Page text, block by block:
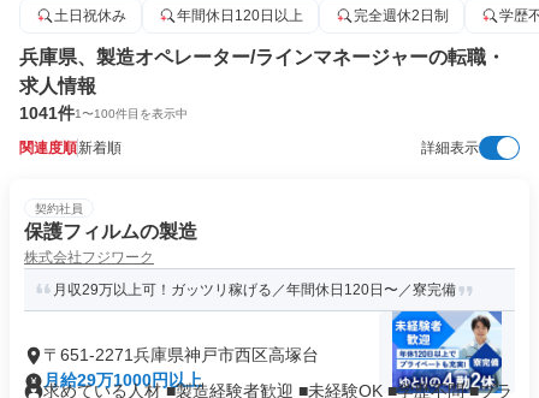
土日祝休み
年間休日120日以上 完全週休2日制 学歴
兵庫県、製造オペレーター/ラインマネージャーの転職・
求人情報
1041件1〜100件目を表示中
関連度順新着順 詳細表示
契約社員
保護フィルムの製造
株式会社フジワーク
月収29万以上可！ガッツリ稼げる／年間休日120日〜／寮完備
〒651-2271兵庫県神戸市西区高塚台
月給29万1000円以上
求めている人材 ■製造経験者歓迎 ■未経験OK ■学歴不問 ■ブラ